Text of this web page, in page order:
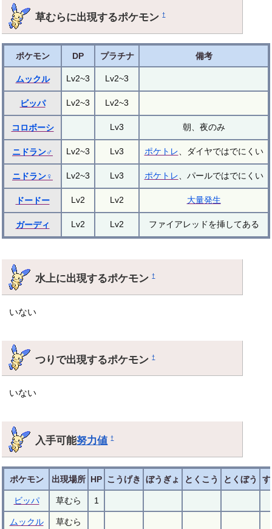
草むらに出現するポケモン†
ポケモン DP プラチナ 備考
ムックル Lv2~3 Lv2~3
ビッパ Lv2~3 Lv2~3
コロボーシ Lv3 朝、夜のみ
ニドラン♂ Lv2~3 Lv3 ポケトレ 、ダイヤではでにくい
ニドラン♀ Lv2~3 Lv3 ポケトレ 、パールではでにくい
ドードー Lv2 Lv2 大量発生
ガーディ Lv2 Lv2 ファイアレッドを挿してある
水上に出現するポケモン†
いない
つりで出現するポケモン†
いない
入手可能努力値 †
ポケモン 出現場所 HP こうげき ぼうぎょ とくこう とくぼう
ビッパ 草むら 1
ムックル 草むら